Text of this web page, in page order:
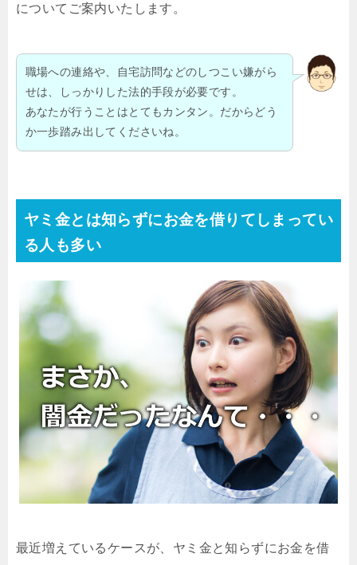
についてご案内いたします。
職場への連絡や、自宅訪問などのしつこい嫌がら
せは、しっかりした法的手段が必要です。
あなたが行うことはとてもカンタン。だからどう
か一歩踏み出してくださいね。
ヤミ金とは知らずにお金を借りてしまってい
る人も多い
最近増えているケースが、ヤミ金と知らずにお金を借